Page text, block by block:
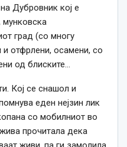
Дубровник кој е
мунковска
град (со многу
отфрлени, осамени, со
од блиските…
Кој се снашол и
еден нејзин лик
со мобилниот во
прочитала дека